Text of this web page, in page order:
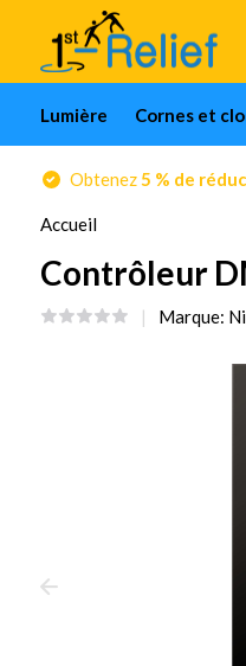
Lumière Cornes et
Obtenez5 % de
Accueil
Contrôleur
Marque: